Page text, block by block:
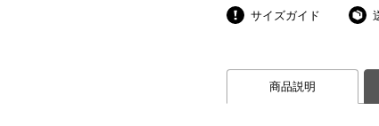
サイズガイド
商品説明